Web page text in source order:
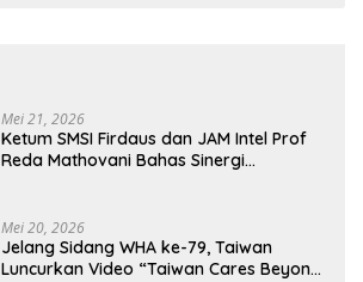
Mei 21, 2026
Ketum SMSI Firdaus dan JAM Intel Prof
Reda Mathovani Bahas Sinergi
MBG, Perkuat Pengawasan Program
Pemerintah
Mei 20, 2026
Jelang Sidang WHA ke-79, Taiwan
Luncurkan Video “Taiwan Cares Beyond